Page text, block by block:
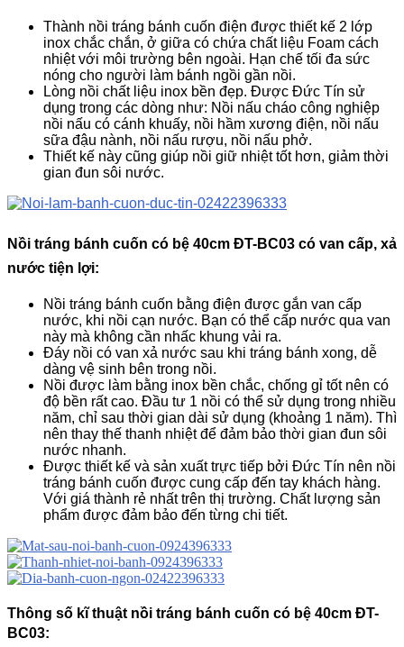
Thành nồi tráng bánh cuốn điện được thiết kế 2 lớp
inox chắc chắn, ở giữa có chứa chất liệu Foam cách
nhiệt với môi trường bên ngoài. Hạn chế tối đa sức
nóng cho người làm bánh ngồi gần nồi.
Lòng nồi chất liệu inox bền đẹp. Được Đức Tín sử
dụng trong các dòng như: Nồi nấu cháo công nghiệp
nồi nấu có cánh khuấy, nồi hầm xương điện, nồi nấu
sữa đậu nành, nồi nấu rượu, nồi nấu phở.
Thiết kế này cũng giúp nồi giữ nhiệt tốt hơn, giảm thời
gian đun sôi nước.
Nồi tráng bánh cuốn có bệ 40cm ĐT-BC03 có van cấp, xả
nước tiện lợi:
Nồi tráng bánh cuốn bằng điện được gắn van cấp
nước, khi nồi cạn nước. Bạn có thể cấp nước qua van
này mà không cần nhấc khung vải ra.
Đáy nồi có van xả nước sau khi tráng bánh xong, dễ
dàng vệ sinh bên trong nồi.
Nồi được làm bằng inox bền chắc, chống gỉ tốt nên có
độ bền rất cao. Đầu tư 1 nồi có thể sử dụng trong nhiều
năm, chỉ sau thời gian dài sử dụng (khoảng 1 năm). Thì
nên thay thế thanh nhiệt để đảm bảo thời gian đun sôi
nước nhanh.
Được thiết kế và sản xuất trực tiếp bởi Đức Tín nên nồi
tráng bánh cuốn được cung cấp đến tay khách hàng.
Với giá thành rẻ nhất trên thị trường. Chất lượng sản
phẩm được đảm bảo đến từng chi tiết.
Thông số kĩ thuật nồi tráng bánh cuốn có bệ 40cm ĐT-
BC03: